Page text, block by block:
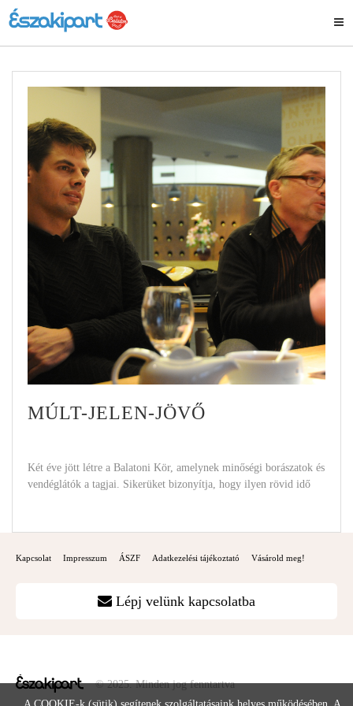
MÚLT-JELEN-JÖVŐ
Két éve jött létre a Balatoni Kör, amelynek minőségi borászatok és
vendéglátók a tagjai. Sikerüket bizonyítja, hogy ilyen rövid idő
Kapcsolat Impresszum ÁSZF Adatkezelési tájékoztató Vásárold meg!
Lépj velünk kapcsolatba
© 2025. Minden jog fenntartva